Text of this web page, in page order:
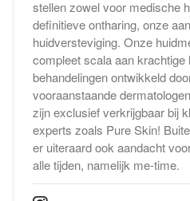
stellen zowel voor medische
definitieve ontharing, onze
huidversteviging. Onze
compleet scala aan
behandelingen ontwikkeld
vooraanstaande
zijn exclusief verkrijgbaar bij
experts zoals Pure Skin!
er uiteraard ook aandacht
alle tijden, namelijk me-time.